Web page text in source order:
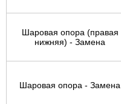
Шаровая опора (правая
нижняя) - Замена
Шаровая опора - Замена